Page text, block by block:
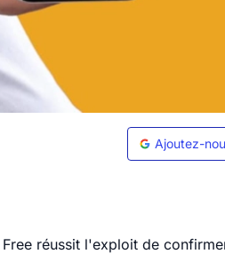
Ajoutez-
réussit l'exploit de